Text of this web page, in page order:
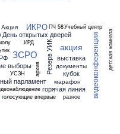
Акция
День открытых дверей
ЗСРО
ИКРО
ИРД
выборы
парламент
ПЧ 58
Резерв УИК
УСЗН
Учебный центр
акция
архив видеоконференция
выставка
голосующие впервые
горячая линия
детская комната
документы
кубок
марафон
разное
тик